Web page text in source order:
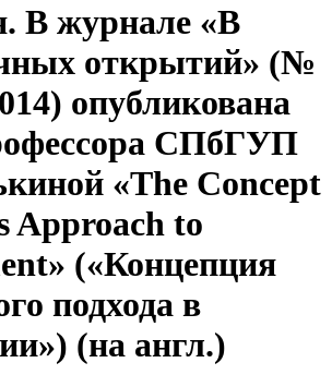
В журнале «В
открытий» (№
опубликована
СПбГУП
«The Concept
Approach to
(«Концепция
подхода в
(на англ.)